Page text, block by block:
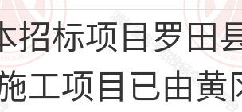
标项目罗田县
工项目已由黄